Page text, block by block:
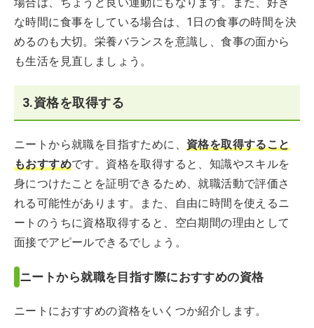
な時間に食事をしている場合は、1日の食事の時間を決
めるのも大切。栄養バランスを意識し、食事の面から
も生活を見直しましょう。
3.資格を取得する
ニートから就職を目指すために、 資格を取得すること
もおすすめです。資格を取得すると、知識やスキルを
身につけたことを証明できるため、就職活動で評価さ
れる可能性があります。また、自由に時間を使えるニ
ートのうちに資格取得すると、空白期間の理由として
面接でアピールできるでしょう。
ニートから就職を目指す際におすすめの資格
ニートにおすすめの資格をいくつか紹介します。